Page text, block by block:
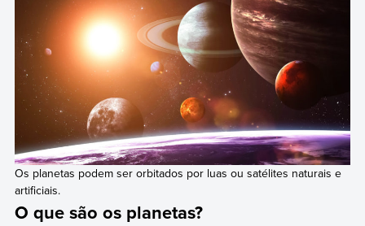
Os planetas podem ser orbitados por luas ou satélites naturais e
artificiais.
O que são os planetas?